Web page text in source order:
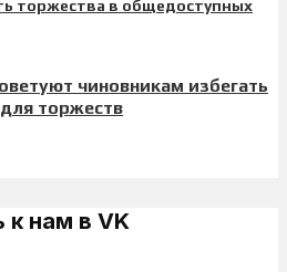
чиновникам избегать
торжеств
к нам в VK